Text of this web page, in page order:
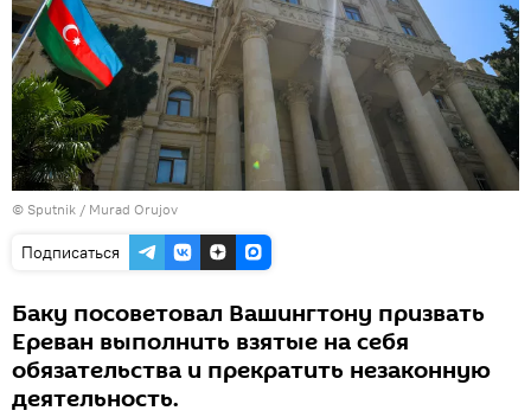
© Sputnik / Murad Orujov
Подписаться
Баку посоветовал Вашингтону призвать
Ереван выполнить взятые на себя
обязательства и прекратить незаконную
деятельность.